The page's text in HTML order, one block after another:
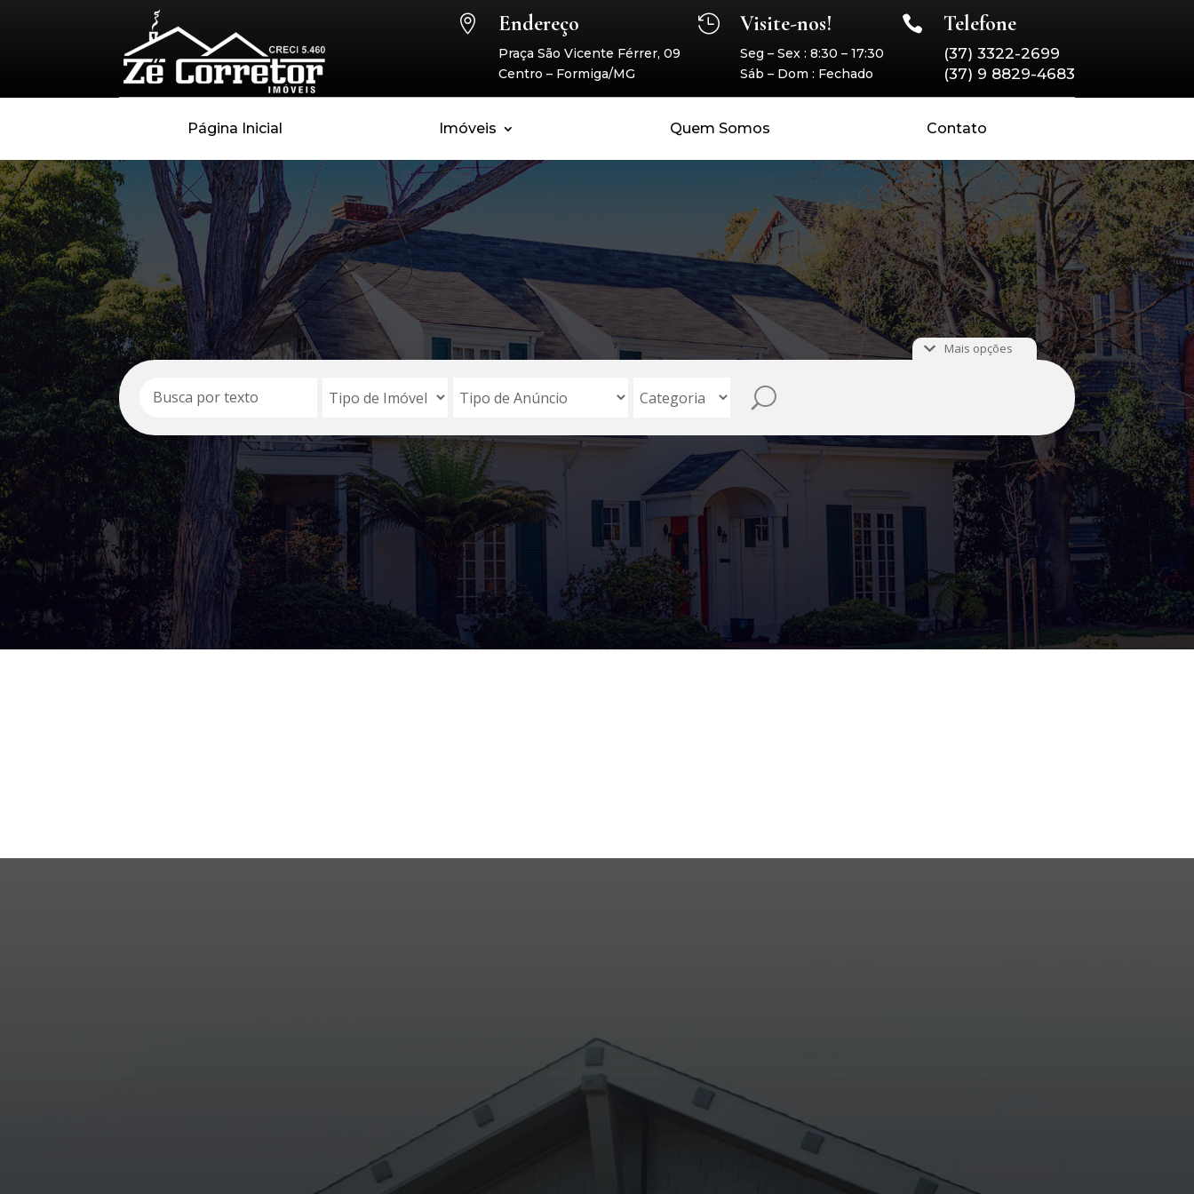
 Endereço
Praça São Vicente Férrer, 09
Centro – Formiga/MG
 Visite-nos!
Seg – Sex : 8:30 – 17:30
Sáb – Dom : Fechado
 Telefone
(37) 3322-2699
(37) 9 8829-4683
Página Inicial Imóveis Quem Somos Contato
Mais opções
Entre em contato com os nossos corretores. Nossa equipe está preparada para te